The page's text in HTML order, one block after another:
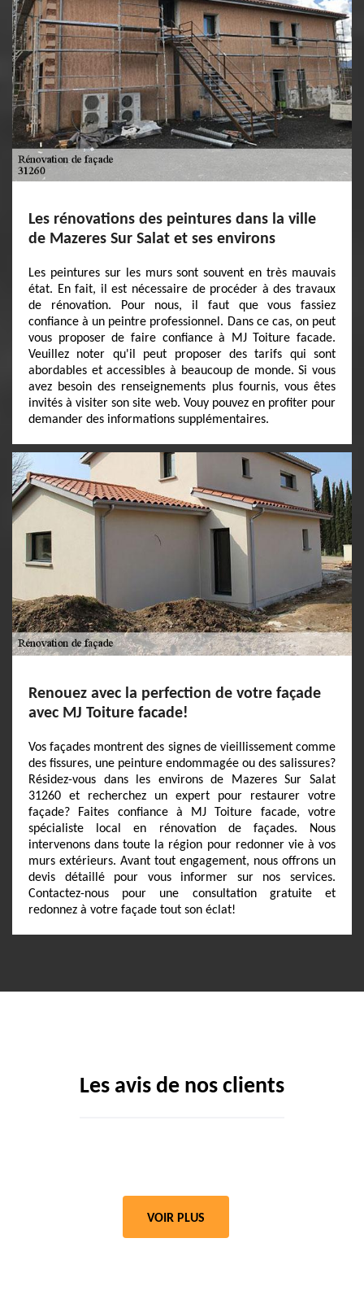
Les rénovations des peintures dans la ville
de Mazeres Sur Salat et ses environs
Les peintures sur les murs sont souvent en très mauvais
état. En fait, il est nécessaire de procéder à des travaux
de rénovation. Pour nous, il faut que vous fassiez
confiance à un peintre professionnel. Dans ce cas, on peut
vous proposer de faire confiance à MJ Toiture facade.
Veuillez noter qu'il peut proposer des tarifs qui sont
abordables et accessibles à beaucoup de monde. Si vous
avez besoin des renseignements plus fournis, vous êtes
invités à visiter son site web. Vouy pouvez en profiter pour
demander des informations supplémentaires.
Renouez avec la perfection de votre façade
avec MJ Toiture facade!
Vos façades montrent des signes de vieillissement comme
des fissures, une peinture endommagée ou des salissures?
Résidez-vous dans les environs de Mazeres Sur Salat
31260 et recherchez un expert pour restaurer votre
façade? Faites confiance à MJ Toiture facade, votre
spécialiste local en rénovation de façades. Nous
intervenons dans toute la région pour redonner vie à vos
murs extérieurs. Avant tout engagement, nous offrons un
devis détaillé pour vous informer sur nos services.
Contactez-nous pour une consultation gratuite et
redonnez à votre façade tout son éclat!
Les avis de nos clients
VOIR PLUS